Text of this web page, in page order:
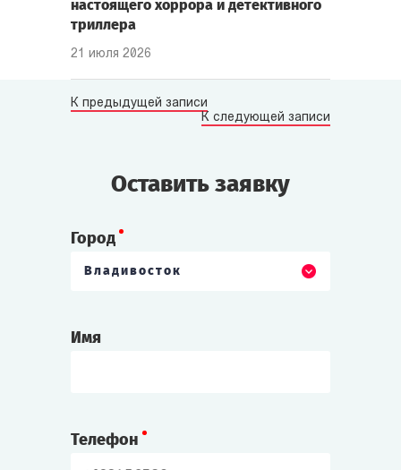
настоящего хоррора и детективного
триллера
21 июля 2026
К предыдущей записи
К следующей записи
Оставить заявку
Город
Владивосток
Имя
Телефон